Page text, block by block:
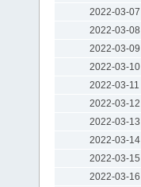
2022-03-07
2022-03-08
2022-03-09
2022-03-10
2022-03-11
2022-03-12
2022-03-13
2022-03-14
2022-03-15
2022-03-16